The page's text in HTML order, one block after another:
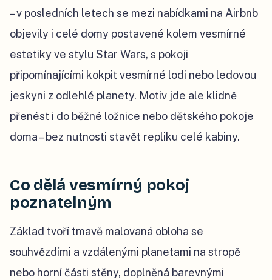
– v posledních letech se mezi nabídkami na Airbnb
objevily i celé domy postavené kolem vesmírné
estetiky ve stylu Star Wars, s pokoji
připomínajícími kokpit vesmírné lodi nebo ledovou
jeskyni z odlehlé planety. Motiv jde ale klidně
přenést i do běžné ložnice nebo dětského pokoje
doma – bez nutnosti stavět repliku celé kabiny.
Co dělá vesmírný pokoj
poznatelným
Základ tvoří tmavě malovaná obloha se
souhvězdími a vzdálenými planetami na stropě
nebo horní části stěny, doplněná barevnými